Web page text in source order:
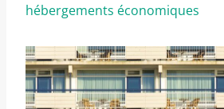
hébergements économiques